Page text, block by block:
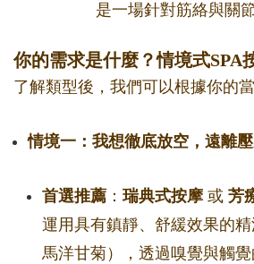
是一場針對筋絡與關
你的需求是什麼？情境式SPA
了解類型後，我們可以根據你的
情境一：我想徹底放空，遠離
首選推薦 ： 瑞典式按摩或 芳
運用具有鎮靜、舒緩效果的
馬洋甘菊），透過嗅覺與觸